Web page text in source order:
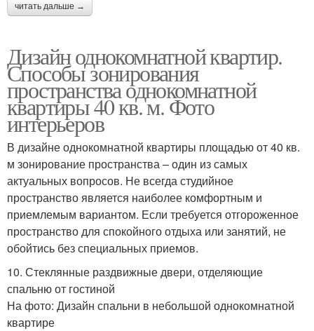
читать дальше →
Дизайн однокомнатной квартир.
Способы зонирования
пространства однокомнатной
квартиры 40 кв. м. Фото
интерьеров
В дизайне однокомнатной квартиры площадью от 40 кв.
м зонирование пространства – один из самых
актуальных вопросов. Не всегда студийное
пространство является наиболее комфортным и
приемлемым вариантом. Если требуется отгороженное
пространство для спокойного отдыха или занятий, не
обойтись без специальных приемов.
10. Стеклянные раздвижные двери, отделяющие
спальню от гостиной
На фото: Дизайн спальни в небольшой однокомнатной
квартире